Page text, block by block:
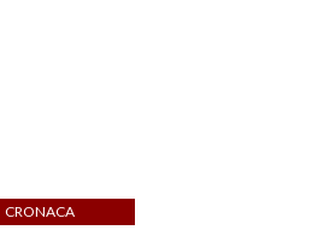
CRONACA